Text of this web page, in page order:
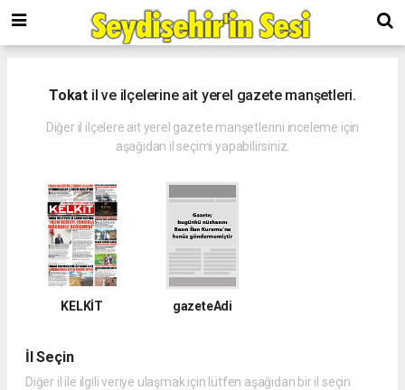
Tokatil ve ilçelerine ait yerel gazete manşetleri.
Diğer il ilçelere ait yerel gazete manşetlerini inceleme için
aşağıdan il seçimi yapabilirsiniz.
KELKİT gazeteAdi
İl Seçin
Diğer il ile ilgili veriye ulaşmak için lütfen aşağıdan bir il seçin